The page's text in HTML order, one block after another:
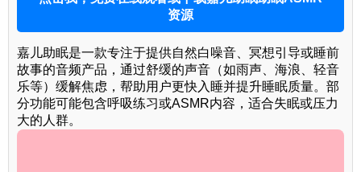
资源
嘉儿助眠是一款专注于提供自然白噪音、冥想引导或睡前
故事的音频产品，通过舒缓的声音（如雨声、海浪、轻音
乐等）缓解焦虑，帮助用户更快入睡并提升睡眠质量。部
分功能可能包含呼吸练习或ASMR内容，适合失眠或压力
大的人群。